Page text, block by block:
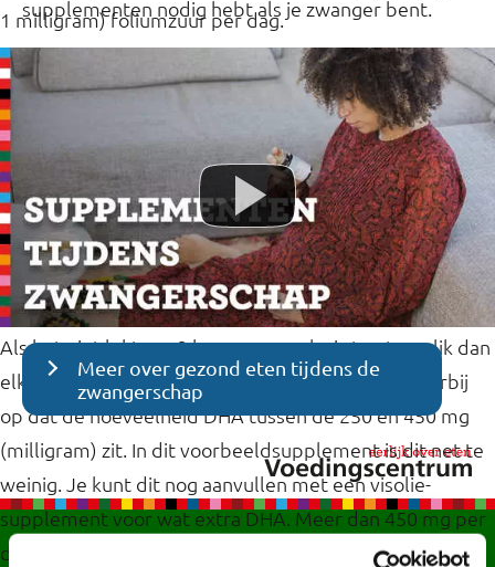
1 milligram) foliumzuur per dag.
Lees meer over foliumzuur.
Ingrediënten
In de ingrediëntenlijst zie je welke ingrediënten zijn
toegevoegd. Dit zijn de vitamines en mineralen, maar
ook de toevoegingen die nodig zijn om er een capsule
van te maken.
Omega-3-(vis)vetzuren
Als het niet lukt om 2 keer per week vis te eten, slik dan
elke dag een omega-3-(vis)vetzuurcapsule. Let hierbij
op dat de hoeveelheid DHA tussen de 250 en 450 mg
(milligram) zit. In dit voorbeeldsupplement is dit net te
weinig. Je kunt dit nog aanvullen met een visolie-
supplement voor wat extra DHA. Meer dan 450 mg per
dag is niet nodig, maar niet gelijk schadelijk.
supplementen nodig hebt als je zwanger bent.
Meer over gezond eten tijdens de
zwangerschap
Cookies